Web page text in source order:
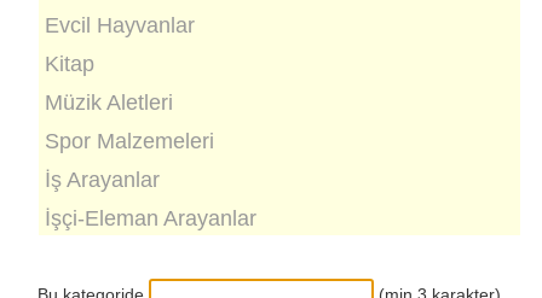
Evcil Hayvanlar
Kitap
Müzik Aletleri
Spor Malzemeleri
İş Arayanlar
İşçi-Eleman Arayanlar